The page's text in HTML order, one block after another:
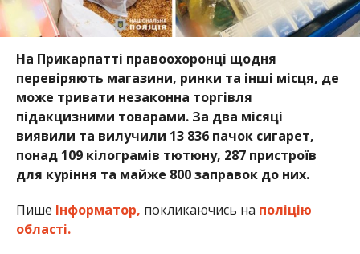
На Прикарпатті правоохоронці щодня
перевіряють магазини, ринки та інші місця, де
може тривати незаконна торгівля
підакцизними товарами. За два місяці
виявили та вилучили 13 836 пачок сигарет,
понад 109 кілограмів тютюну, 287 пристроїв
для куріння та майже 800 заправок до них.
Пише Інформатор, покликаючись на поліцію
області.